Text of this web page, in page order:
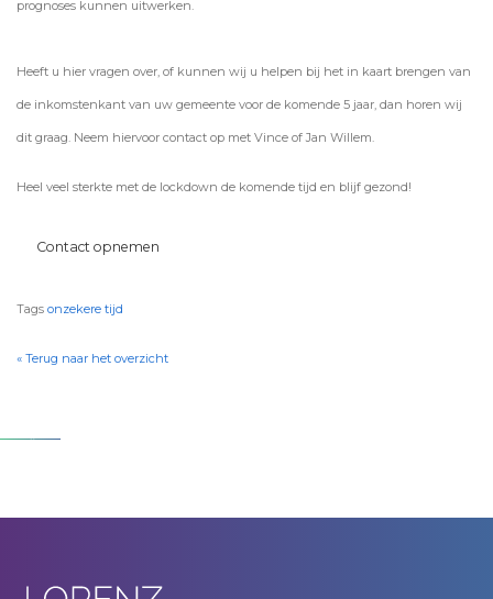
prognoses kunnen uitwerken.
Heeft u hier vragen over, of kunnen wij u helpen bij het in kaart brengen van
de inkomstenkant van uw gemeente voor de komende 5 jaar, dan horen wij
dit graag. Neem hiervoor contact op met Vince of Jan Willem.
Heel veel sterkte met de lockdown de komende tijd en blijf gezond!
Contact opnemen
Tags onzekere tijd
Terug naar het overzicht